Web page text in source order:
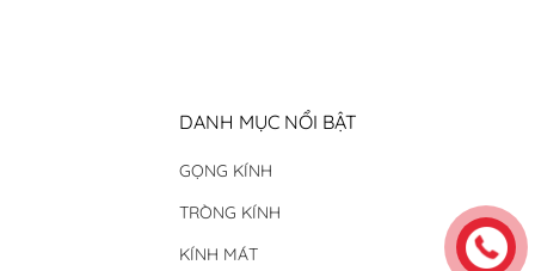
DANH MỤC NỔI BẬT
GỌNG KÍNH
TRÒNG KÍNH
KÍNH MÁT